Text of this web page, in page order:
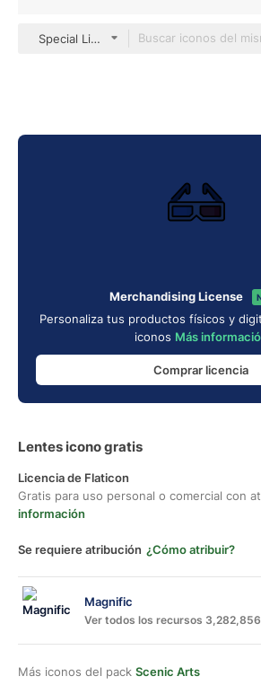
Special Lineal color
Merchandising License
Personaliza tus productos físicos y
iconos Más
Comprar licencia
Lentes icono gratis
Licencia de Flaticon
Gratis para uso personal o comercial con
información
Se requiere atribución ¿Cómo atribuir?
Magnific
Ver todos los recursos 3,282,856
Más iconos del pack Scenic Arts